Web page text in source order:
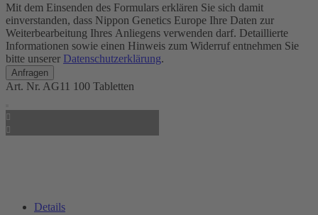
Mit dem Einsenden des Formulars erklären Sie sich damit
einverstanden, dass Nippon Genetics Europe Ihre Daten zur
Weiterbearbeitung Ihres Anliegens verwenden darf. Detaillierte
Informationen sowie einen Hinweis zum Widerruf entnehmen Sie
bitte unserer Datenschutzerklärung.
Art. Nr. AG11 100 Tabletten
Details